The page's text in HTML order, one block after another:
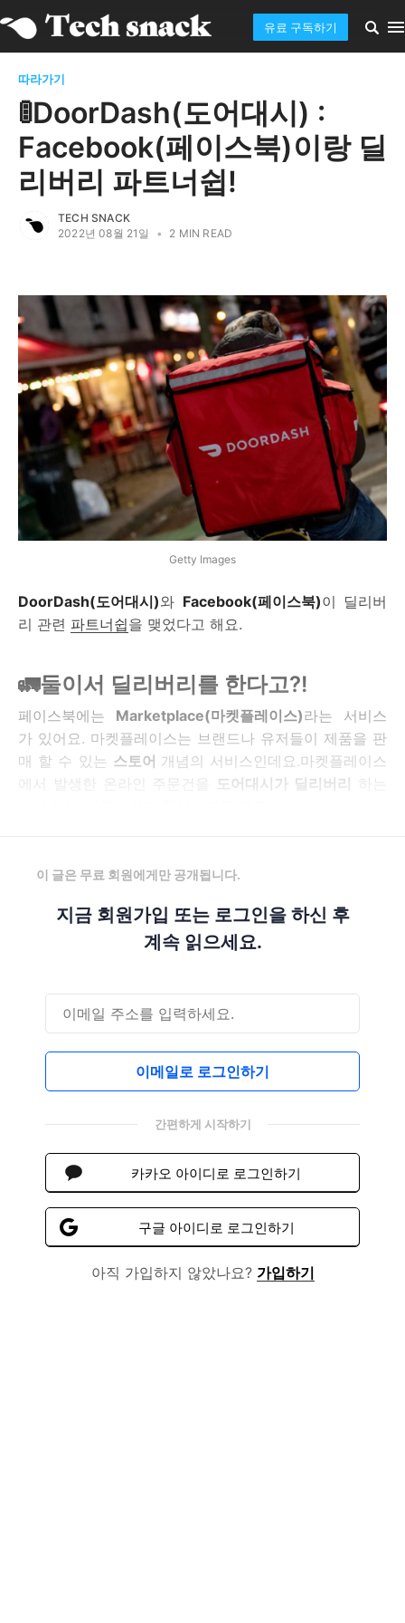
유료 구독하기
따라가기
🚦DoorDash(도어대시) :
Facebook(페이스북)이랑 딜
리버리 파트너쉽!
TECH SNACK
2022년 08월 21일
• 2 MIN READ
Getty Images
DoorDash(도어대시)와 Facebook(페이스북)이 딜리버
리 관련 파트너쉽을 맺었다고 해요.
🚛둘이서 딜리버리를 한다고?!
페이스북에는 Marketplace(마켓플레이스)라는 서비스
가 있어요. 마켓플레이스는 브랜드나 유저들이 제품을 판
매 할 수 있는 스토어 개념의 서비스인데요.마켓플레이스
에서 발생한 온라인 주문건을
도어대시가 딜리버리 하는
이 글은 무료 회원에게만 공개됩니다.
지금 회원가입 또는 로그인을 하신 후
계속 읽으세요.
이메일로 로그인하기
간편하게 시작하기
카카오 아이디로 로그인하기
구글 아이디로 로그인하기
아직 가입하지 않았나요? 가입하기